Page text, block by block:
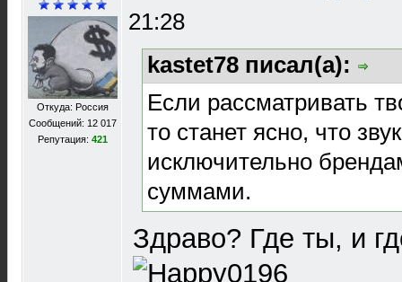
Откуда: Россия
Сообщений: 12 017
Репутация: 421
21:28
kastet78 писал(а):
Если рассматривать
то станет ясно, что
исключительно
суммами.
Здраво? Где ты, и